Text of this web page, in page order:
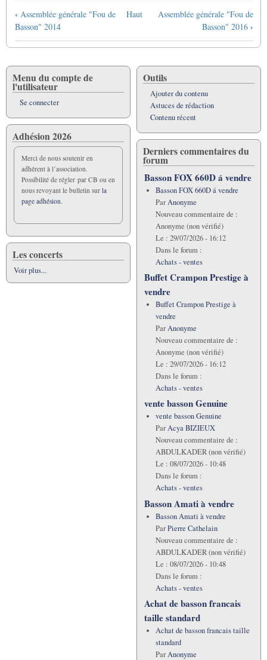
Liens
transversaux
de
livre
pour
Assemblée
générale
"Fou
de
basson"
2015
‹ Assemblée générale "Fou de
Basson" 2014
Haut
Assemblée générale "Fou de
Basson" 2016 ›
Menu du compte de
l'utilisateur
Se connecter
Adhésion 2026
Merci de nous soutenir en
adhérent à l’association.
Possibilité de régler par CB ou en
nous revoyant le bulletin sur la
page adhésion.
Les concerts
Voir plus...
Outils
Ajouter du contenu
Astuces de rédaction
Contenu récent
Derniers commentaires du
forum
Basson FOX 660D á vendre
Basson FOX 660D á vendre
ParAnonyme
Nouveau commentaire de :
Anonyme (non vérifié)
Le : 29/07/2026 - 16:12
Dans le forum :
Achats - ventes
Buffet Crampon Prestige à
vendre
Buffet Crampon Prestige à
vendre
ParAnonyme
Nouveau commentaire de :
Anonyme (non vérifié)
Le : 29/07/2026 - 16:12
Dans le forum :
Achats - ventes
vente basson Genuine
vente basson Genuine
ParAcya BIZIEUX
Nouveau commentaire de :
ABDULKADER (non vérifié)
Le : 08/07/2026 - 10:48
Dans le forum :
Achats - ventes
Basson Amati à vendre
Basson Amati à vendre
ParPierre Cathelain
Nouveau commentaire de :
ABDULKADER (non vérifié)
Le : 08/07/2026 - 10:48
Dans le forum :
Achats - ventes
Achat de basson francais
taille standard
Achat de basson francais taille
standard
ParAnonyme